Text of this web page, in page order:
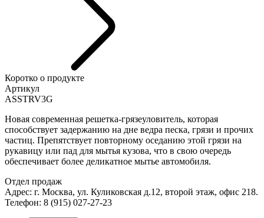
Коротко о продукте
Артикул
ASSTRV3G
Новая современная решетка-грязеуловитель, которая
способствует задержанию на дне ведра песка, грязи и прочих
частиц. Препятствует повторному оседанию этой грязи на
рукавицу или пад для мытья кузова, что в свою очередь
обеспечивает более деликатное мытье автомобиля.
Отдел продаж
Адрес: г. Москва, ул. Куликовская д.12, второй этаж, офис 218.
Телефон: 8 (915) 027-27-23